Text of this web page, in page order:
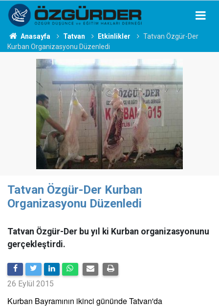
Anasayfa Tatvan Etkinlikler
Tatvan Özgür-Der
Kurban Organizasyonu Düzenledi
Tatvan Özgür-Der Kurban
Organizasyonu Düzenledi
Tatvan Özgür-Der bu yıl ki Kurban organizasyonunu
gerçekleştirdi.
26 Eylül 2015
Kurban Bayramının ikinci gününde Tatvan'da